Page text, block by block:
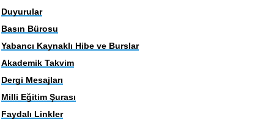
Duyurular
Basın Bürosu
Yabancı Kaynaklı Hibe ve Burslar
Akademik Takvim
Dergi Mesajları
Milli Eğitim Şurası
Faydalı Linkler